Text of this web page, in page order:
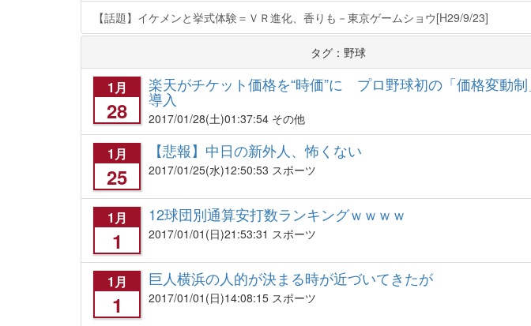
【話題】イケメンと挙式体験＝ＶＲ進化、香りも－東京ゲームショウ[H29/9/23]
タグ：野球
1月
28
楽天がチケット価格を“時価”に プロ野球初の「価格変動
導入
2017/01/28(土)01:37:54 その他
1月
25
【悲報】中日の新外人、怖くない
2017/01/25(水)12:50:53 スポーツ
1月
1
12球団別通算安打数ランキングｗｗｗｗ
2017/01/01 (日)21:53:31 スポーツ
1月
1
巨人横浜の人的が決まる時が近づいてきたが
2017/01/01 (日)14:08:15 スポーツ